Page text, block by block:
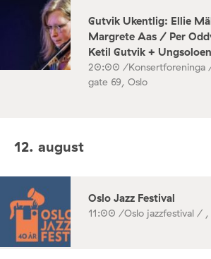
Gutvik Ukentlig: Ellie
Margrete Aas / Per
Ketil Gutvik +
20:00 /Konsertforeninga
gate 69, Oslo
12. august
Oslo Jazz Festival
11:00 /Oslo jazzfestival / ,